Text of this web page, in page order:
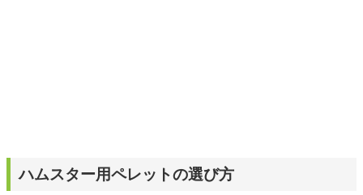
ハムスター用ペレットの選び方